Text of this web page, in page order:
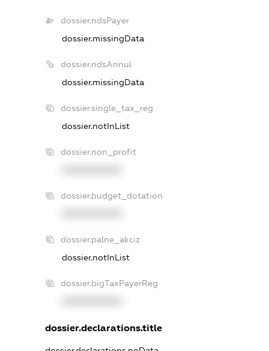
dossier.ndsPayer
dossier.missingData
dossier.ndsAnnul
dossier.missingData
dossier.single_tax_reg
dossier.notInList
dossier.non_profit
dossier.budget_dotation
dossier.palne_akciz
dossier.notInList
dossier.bigTaxPayerReg
dossier.declarations.title